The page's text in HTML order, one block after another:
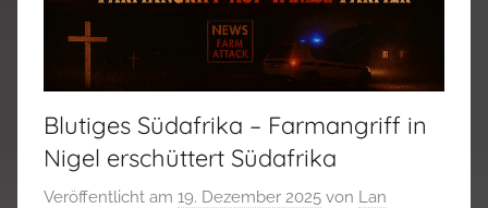
Blutiges Südafrika – Farmangriff in
Nigel erschüttert Südafrika
Veröffentlicht am 19. Dezember 2025 von Lan